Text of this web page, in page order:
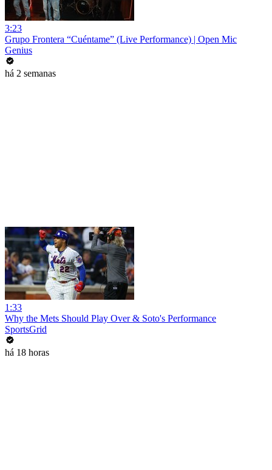
3:23
Grupo Frontera “Cuéntame” (Live Performance) | Open Mic
Genius
há 2 semanas
1:33
Why the Mets Should Play Over & Soto's Performance
SportsGrid
há 18 horas